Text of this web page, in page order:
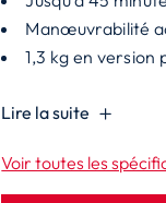
Manœuvrabilité
1,3 kg en version
Lire la suite
Voir toutes les